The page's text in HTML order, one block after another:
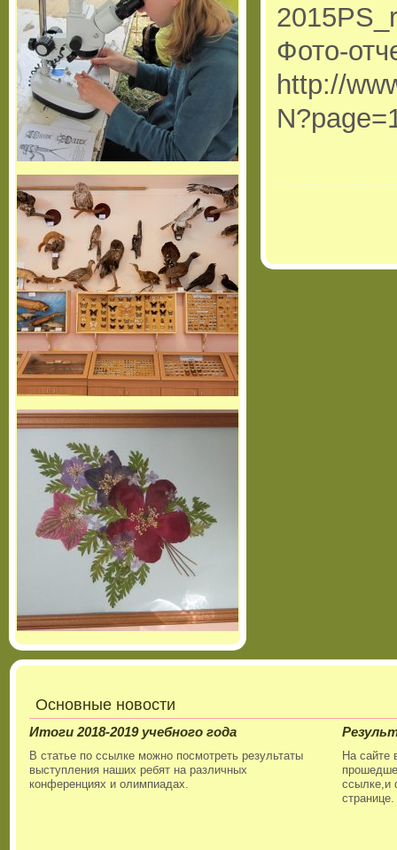
Фото-
http://
Основные новости
Итоги 2018-2019 учебного года
В статье по ссылке можно посмотреть результаты
выступления наших ребят на различных
конференциях и олимпиадах.
На сайте
ссылке,и
странице.